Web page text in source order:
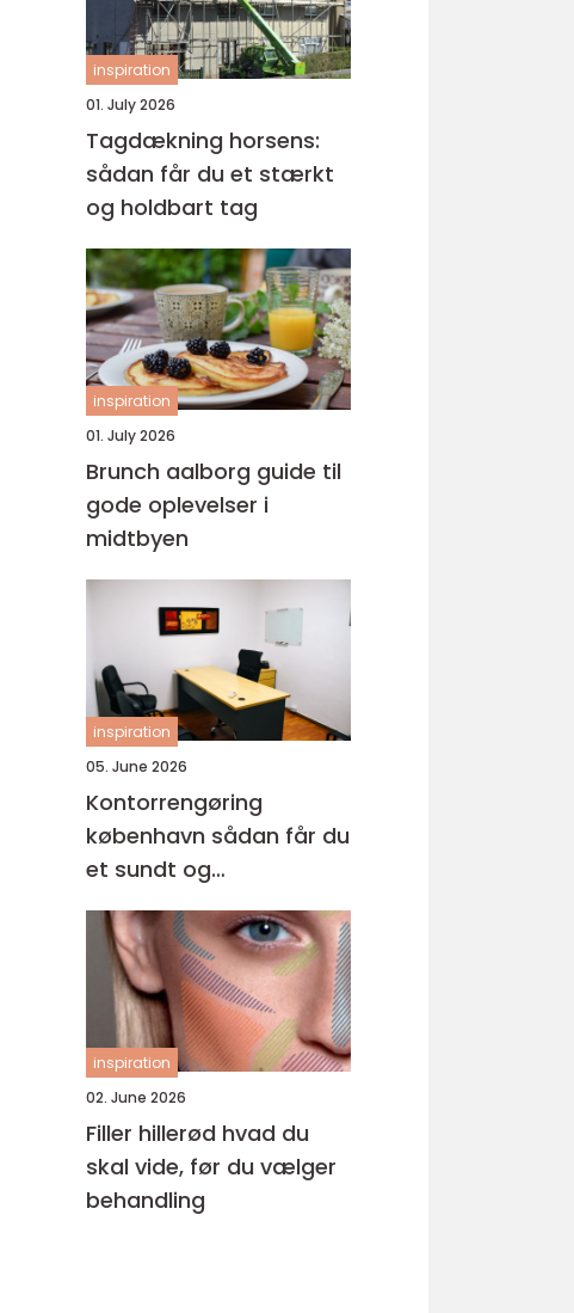
inspiration
01. July 2026
Tagdækning horsens:
sådan får du et stærkt
og holdbart tag
inspiration
01. July 2026
Brunch aalborg guide til
gode oplevelser i
midtbyen
inspiration
05. June 2026
Kontorrengøring
københavn sådan får du
et sundt og
professionelt
arbejdsmiljø
inspiration
02. June 2026
Filler hillerød hvad du
skal vide, før du vælger
behandling